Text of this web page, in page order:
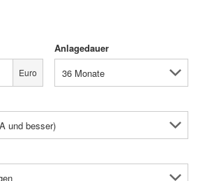
Euro
Anlagedauer